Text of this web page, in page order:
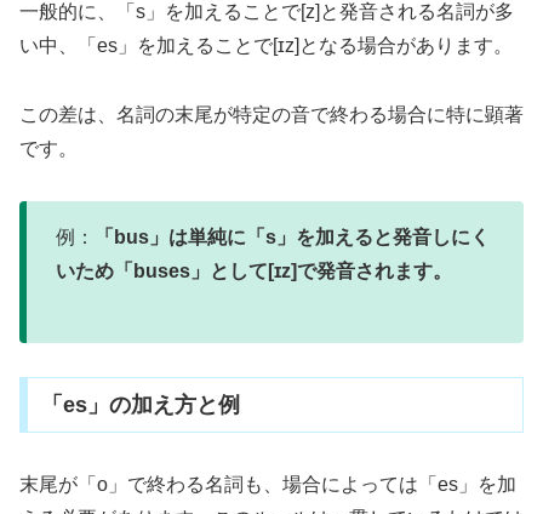
一般的に、「s」を加えることで[z]と発音される名詞が多
い中、「es」を加えることで[ɪz]となる場合があります。
この差は、名詞の末尾が特定の音で終わる場合に特に顕著
です。
例：
「bus」は単純に「s」を加えると発音しにく
いため「buses」として[ɪz]で発音されます。
「es」の加え方と例
末尾が「o」で終わる名詞も、場合によっては「es」を加